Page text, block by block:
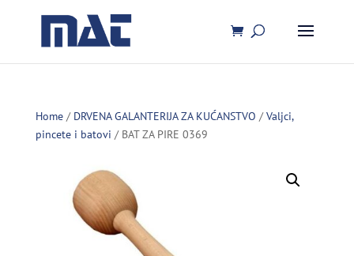
Home/ DRVENA GALANTERIJA ZA KUĆANSTVO /Valjci,
pincete i batovi / BAT ZA PIRE 0369